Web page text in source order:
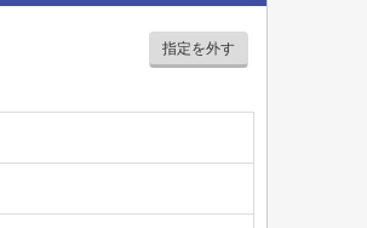
指定を外す